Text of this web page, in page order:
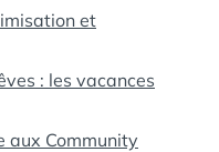
et
: les vacances
aux Community